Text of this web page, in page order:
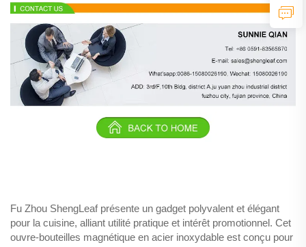
Fu Zhou ShengLeaf présente un gadget polyvalent et élégant
pour la cuisine, alliant utilité pratique et intérêt promotionnel. Cet
ouvre-bouteilles magnétique en acier inoxydable est conçu pour